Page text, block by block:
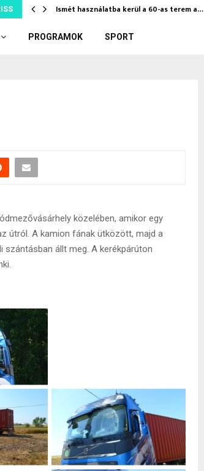
Ismét használatba kerül a 60-as terem a…
PROGRAMOK SPORT
közelében, amikor egy
útról. A kamion fának ütközött, majd a
állt meg. A kerékpárúton